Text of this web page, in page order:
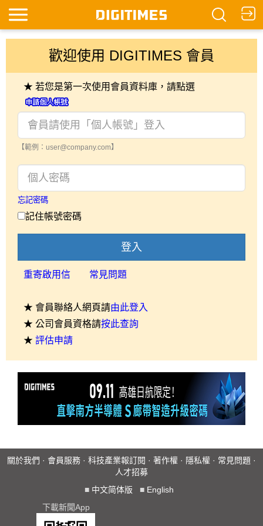
歡迎使用 DIGITIMES 會員
★ 若您是第一次使用會員資料庫，請點選
【範例：user@company.com】
忘記密碼
記住帳號密碼
登入
重寄啟用信 常見問題
★ 會員聯絡人網頁請由此登入
★ 公司會員資格請按此查詢
★ 評估申請
關於我們 · 會員服務 · 科技產業報訂閱 · 著作權 · 隱私權 · 常見問題 ·
人才招募
■ 中文简体版 ■ English
下載新聞App